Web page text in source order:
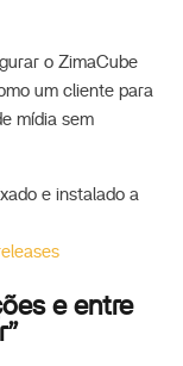
o ZimaCube
um cliente para
mídia sem
e instalado a
e entre